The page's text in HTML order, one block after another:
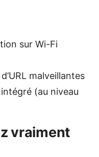
sur Wi-Fi
malveillantes
(au niveau
vraiment